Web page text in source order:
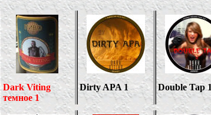
Dark Viting
темное 1
Dirty APA 1 Double Tap